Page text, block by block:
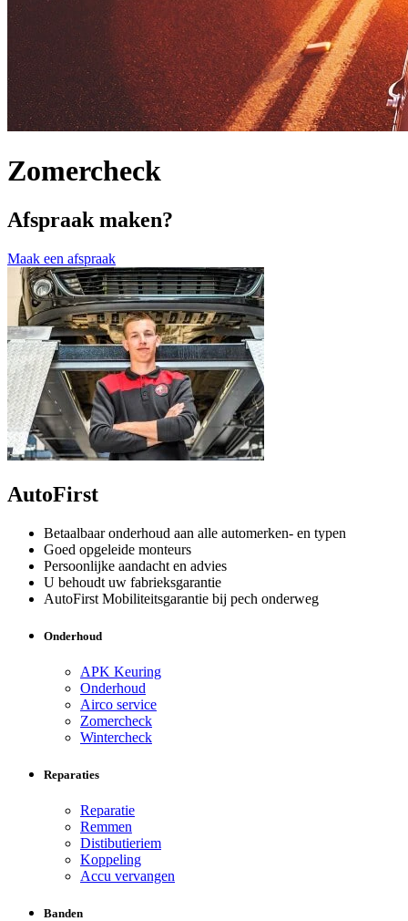
Zomercheck
Afspraak maken?
Maak een afspraak
AutoFirst
Betaalbaar onderhoud aan alle automerken- en typen
Goed opgeleide monteurs
Persoonlijke aandacht en advies
U behoudt uw fabrieksgarantie
AutoFirst Mobiliteitsgarantie bij pech onderweg
Onderhoud
APK Keuring
Onderhoud
Airco service
Zomercheck
Wintercheck
Reparaties
Reparatie
Remmen
Distibutieriem
Koppeling
Accu vervangen
Banden